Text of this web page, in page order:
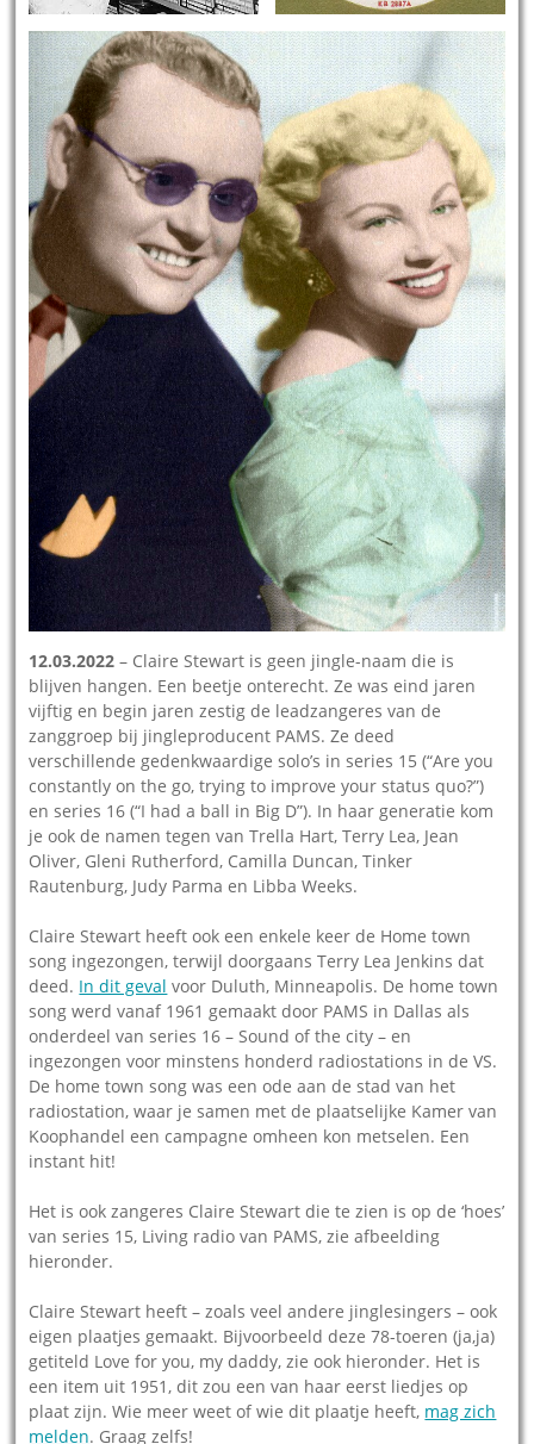
12.03.2022 – Claire Stewart is geen jingle-naam die is
blijven hangen. Een beetje onterecht. Ze was eind jaren
vijftig en begin jaren zestig de leadzangeres van de
zanggroep bij jingleproducent PAMS. Ze deed
verschillende gedenkwaardige solo’s in series 15 (“Are you
constantly on the go, trying to improve your status quo?”)
en series 16 (“I had a ball in Big D”). In haar generatie kom
je ook de namen tegen van Trella Hart, Terry Lea, Jean
Oliver, Gleni Rutherford, Camilla Duncan, Tinker
Rautenburg, Judy Parma en Libba Weeks.
Claire Stewart heeft ook een enkele keer de Home town
song ingezongen, terwijl doorgaans Terry Lea Jenkins dat
deed. In dit geval voor Duluth, Minneapolis. De home town
song werd vanaf 1961 gemaakt door PAMS in Dallas als
onderdeel van series 16 – Sound of the city – en
ingezongen voor minstens honderd radiostations in de VS.
De home town song was een ode aan de stad van het
radiostation, waar je samen met de plaatselijke Kamer van
Koophandel een campagne omheen kon metselen. Een
instant hit!
Het is ook zangeres Claire Stewart die te zien is op de ‘hoes’
van series 15, Living radio van PAMS, zie afbeelding
hieronder.
Claire Stewart heeft – zoals veel andere jinglesingers – ook
eigen plaatjes gemaakt. Bijvoorbeeld deze 78-toeren (ja,ja)
getiteld Love for you, my daddy, zie ook hieronder. Het is
een item uit 1951, dit zou een van haar eerst liedjes op
plaat zijn. Wie meer weet of wie dit plaatje heeft, mag zich
melden. Graag zelfs!